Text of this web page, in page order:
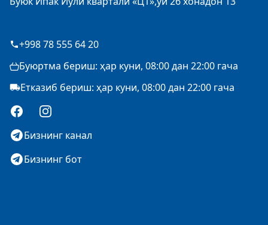
+998 78 555 64 20
Буюртма бериш: ҳар куни, 08:00 дан 22:00 гача
Етказиб бериш: ҳар куни, 08:00 дан 22:00 гача
FacebookInstagram
Бизнинг канал
Бизнинг бот